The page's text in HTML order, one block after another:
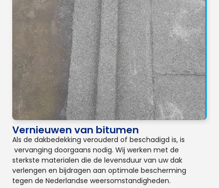
Vernieuwen van bitumen
Als de dakbedekking verouderd of beschadigd is, is
vervanging doorgaans nodig. Wij werken met de
sterkste materialen die de levensduur van uw dak
verlengen en bijdragen aan optimale bescherming
tegen de Nederlandse weersomstandigheden.